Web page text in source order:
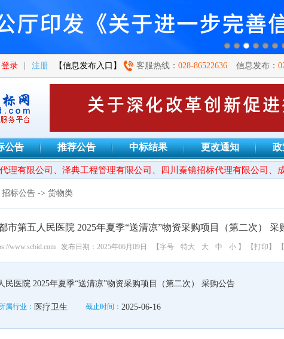
登录 注册 【信息发布入口】 客服热线： 028-86522636 信息发布：
公告 推荐公告 中标结果 更改通知 政
有限公司、泽典工程管理有限公司、四川秦镜招标代理有限公司、
招标公告 -> 货物类
市第五人民医院 2025年夏季“送清凉”物资采购项目（第二次） 采
www.scbid.com 发布日期：2025年06月09日 【字号 特大 大 中 小 】 【打印】
民医院 2025年夏季“送清凉”物资采购项目（第二次） 采购公告
属行业： 医疗卫生 截止时间： 2025-06-16